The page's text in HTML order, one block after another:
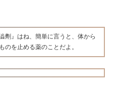
劑』はね、簡単に言うと、体から
のを止める薬のことだよ。